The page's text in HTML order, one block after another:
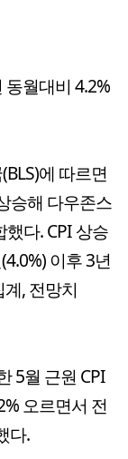
동월대비 4.2%
에 따르면
승해 다우존스
다. CPI 상승
이후 3년
, 전망치
5월 근원 CPI
오르면서 전
다.